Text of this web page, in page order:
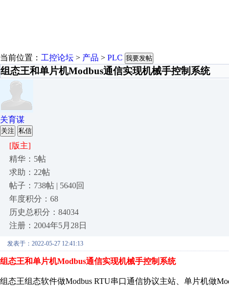
当前位置： 工控论坛 > 产品 > PLC 我要发帖
组态王和单片机Modbus通信实现机械手控制系统
关育谋
关注 私信
[版主]
精华：5帖
求助：22帖
帖子：738帖 | 5640回
年度积分：68
历史总积分：84034
注册：2004年5月28日
发表于：2022-05-27 12:41:13
组态王和单片机Modbus通信实现机械手控制系统
组态王组态软件做Modbus RTU串口通信协议主站、单片机做